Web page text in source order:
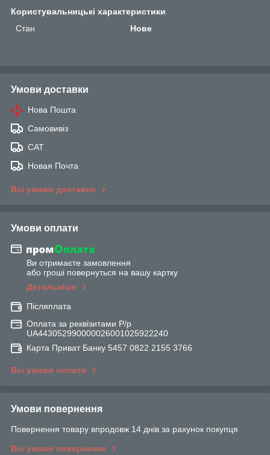
Користувальницькі характеристики
Стан
Нове
Умови доставки
Нова Пошта
Самовивіз
САТ
Новая Почта
Всі умови доставки
Умови оплати
Ви отримаєте замовлення
або гроші повернуться на вашу картку
Детальніше
Післяплата
Оплата за реквізитами Р/р
UA443052990000026001025922240
Карта Приват Банку 5457 0822 2155 3766
Всі умови оплати
Умови повернення
Повернення товару впродовж 14 днів за рахунок покупця
Всі умови повернення